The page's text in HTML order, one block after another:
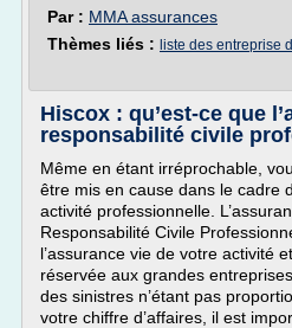
Par : MMA assurances
Thèmes liés : liste des entreprise
Hiscox : qu’est-ce que
responsabilité civile
Même en étant irréprochable,
être mis en cause dans le cadre
activité professionnelle.
Responsabilité Civile
l’assurance vie de votre activité
réservée aux grandes
des sinistres n’étant pas
votre chiffre d’affaires, il est